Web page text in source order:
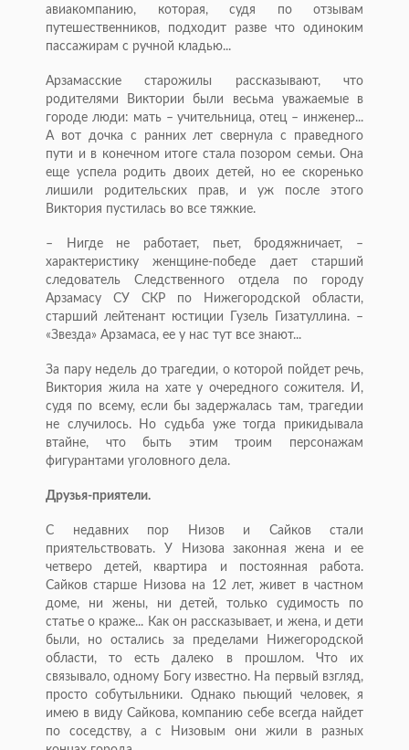
авиакомпанию, которая, судя по отзывам
путешественников, подходит разве что одиноким
пассажирам с ручной кладью...
Арзамасские старожилы рассказывают, что
родителями Виктории были весьма уважаемые в
городе люди: мать – учительница, отец – инженер...
А вот дочка с ранних лет свернула с праведного
пути и в конечном итоге стала позором семьи. Она
еще успела родить двоих детей, но ее скоренько
лишили родительских прав, и уж после этого
Виктория пустилась во все тяжкие.
– Нигде не работает, пьет, бродяжничает, –
характеристику женщине-победе дает старший
следователь Следственного отдела по городу
Арзамасу СУ СКР по Нижегородской области,
старший лейтенант юстиции Гузель Гизатуллина. –
«Звезда» Арзамаса, ее у нас тут все знают...
За пару недель до трагедии, о которой пойдет речь,
Виктория жила на хате у очередного сожителя. И,
судя по всему, если бы задержалась там, трагедии
не случилось. Но судьба уже тогда прикидывала
втайне, что быть этим троим персонажам
фигурантами уголовного дела.
Друзья-приятели.
С недавних пор Низов и Сайков стали
приятельствовать. У Низова законная жена и ее
четверо детей, квартира и постоянная работа.
Сайков старше Низова на 12 лет, живет в частном
доме, ни жены, ни детей, только судимость по
статье о краже... Как он рассказывает, и жена, и дети
были, но остались за пределами Нижегородской
области, то есть далеко в прошлом. Что их
связывало, одному Богу известно. На первый взгляд,
просто собутыльники. Однако пьющий человек, я
имею в виду Сайкова, компанию себе всегда найдет
по соседству, а с Низовым они жили в разных